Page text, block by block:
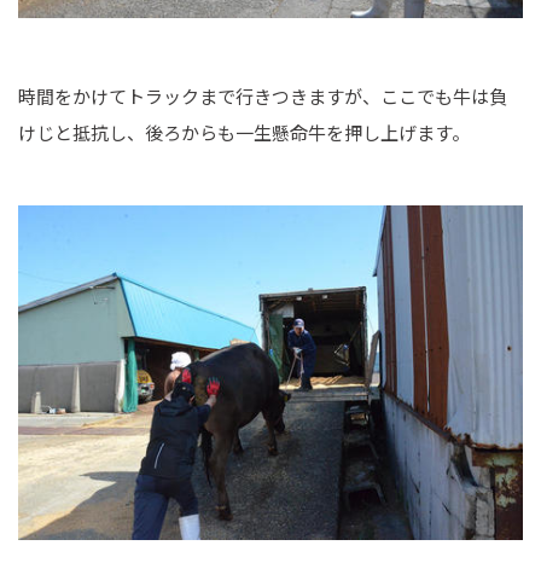
時間をかけてトラックまで行きつきますが、ここでも牛は負
けじと抵抗し、後ろからも一生懸命牛を押し上げます。